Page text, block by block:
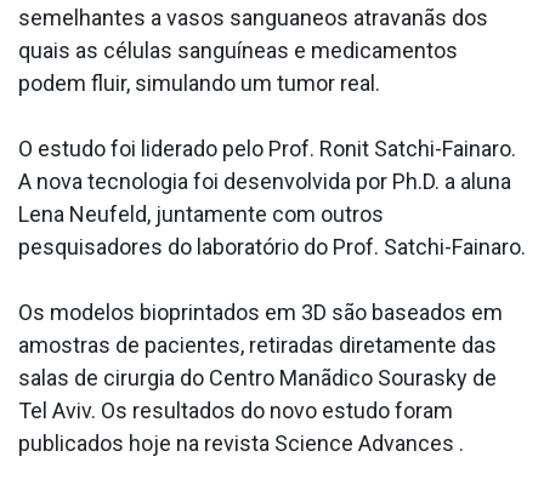
semelhantes a vasos sangua­neos atravanãs dos
quais as células sanguíneas e medicamentos
podem fluir, simulando um tumor real.
O estudo foi liderado pelo Prof. Ronit Satchi-Fainaro.
A nova tecnologia foi desenvolvida por Ph.D. a aluna
Lena Neufeld, juntamente com outros
pesquisadores do laboratório do Prof. Satchi-Fainaro.
Os modelos bioprintados em 3D são baseados em
amostras de pacientes, retiradas diretamente das
salas de cirurgia do Centro Manãdico Sourasky de
Tel Aviv. Os resultados do novo estudo foram
publicados hoje na revista Science Advances .